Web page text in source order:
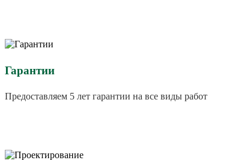
Гарантии
Предоставляем 5 лет гарантии на все виды работ